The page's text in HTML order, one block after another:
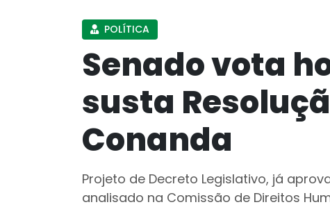
POLÍTICA
Senado vota
susta
Conanda
Projeto de Decreto Legislativo, já
analisado na Comissão de Direitos